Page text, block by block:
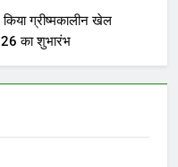
3 years ago